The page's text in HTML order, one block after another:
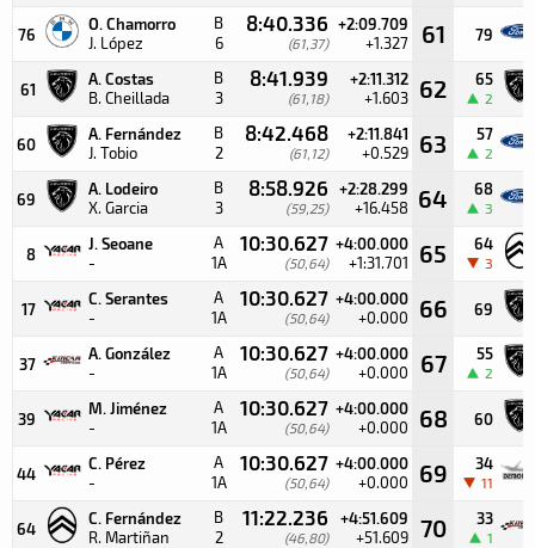
76
O. Chamorro
J. López
B
6
8:40.336
(61,37)
+2:09.709
+1.327 61 79
61
A. Costas
B. Cheillada
B
3
8:41.939
(61,18)
+2:11.312
+1.603 62 65
2
60
A. Fernández
J. Tobio
B
2
8:42.468
(61,12)
+2:11.841
+0.529 63 57
2
69
A. Lodeiro
X. Garcia
B
3
8:58.926
(59,25)
+2:28.299
+16.458 64 68
3
8
J. Seoane
-
A
1A
10:30.627
(50,64)
+4:00.000
+1:31.701 65 64
3
17
C. Serantes
-
A
1A
10:30.627
(50,64)
+4:00.000
+0.000 66 69
37
A. González
-
A
1A
10:30.627
(50,64)
+4:00.000
+0.000 67 55
2
39
M. Jiménez
-
A
1A
10:30.627
(50,64)
+4:00.000
+0.000 68 60
44
C. Pérez
-
A
1A
10:30.627
(50,64)
+4:00.000
+0.000 69 34
11
64
C. Fernández
R. Martiñan
B
2
11:22.236
(46,80)
+4:51.609
+51.609 70 33
1